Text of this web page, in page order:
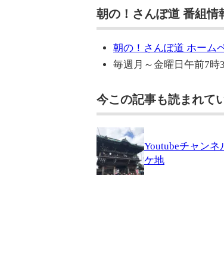
朝の！さんぽ道 番組情
朝の！さんぽ道 ホーム
毎週月～金曜日午前7時
今この記事も読まれて
Youtubeチャン
ケ地